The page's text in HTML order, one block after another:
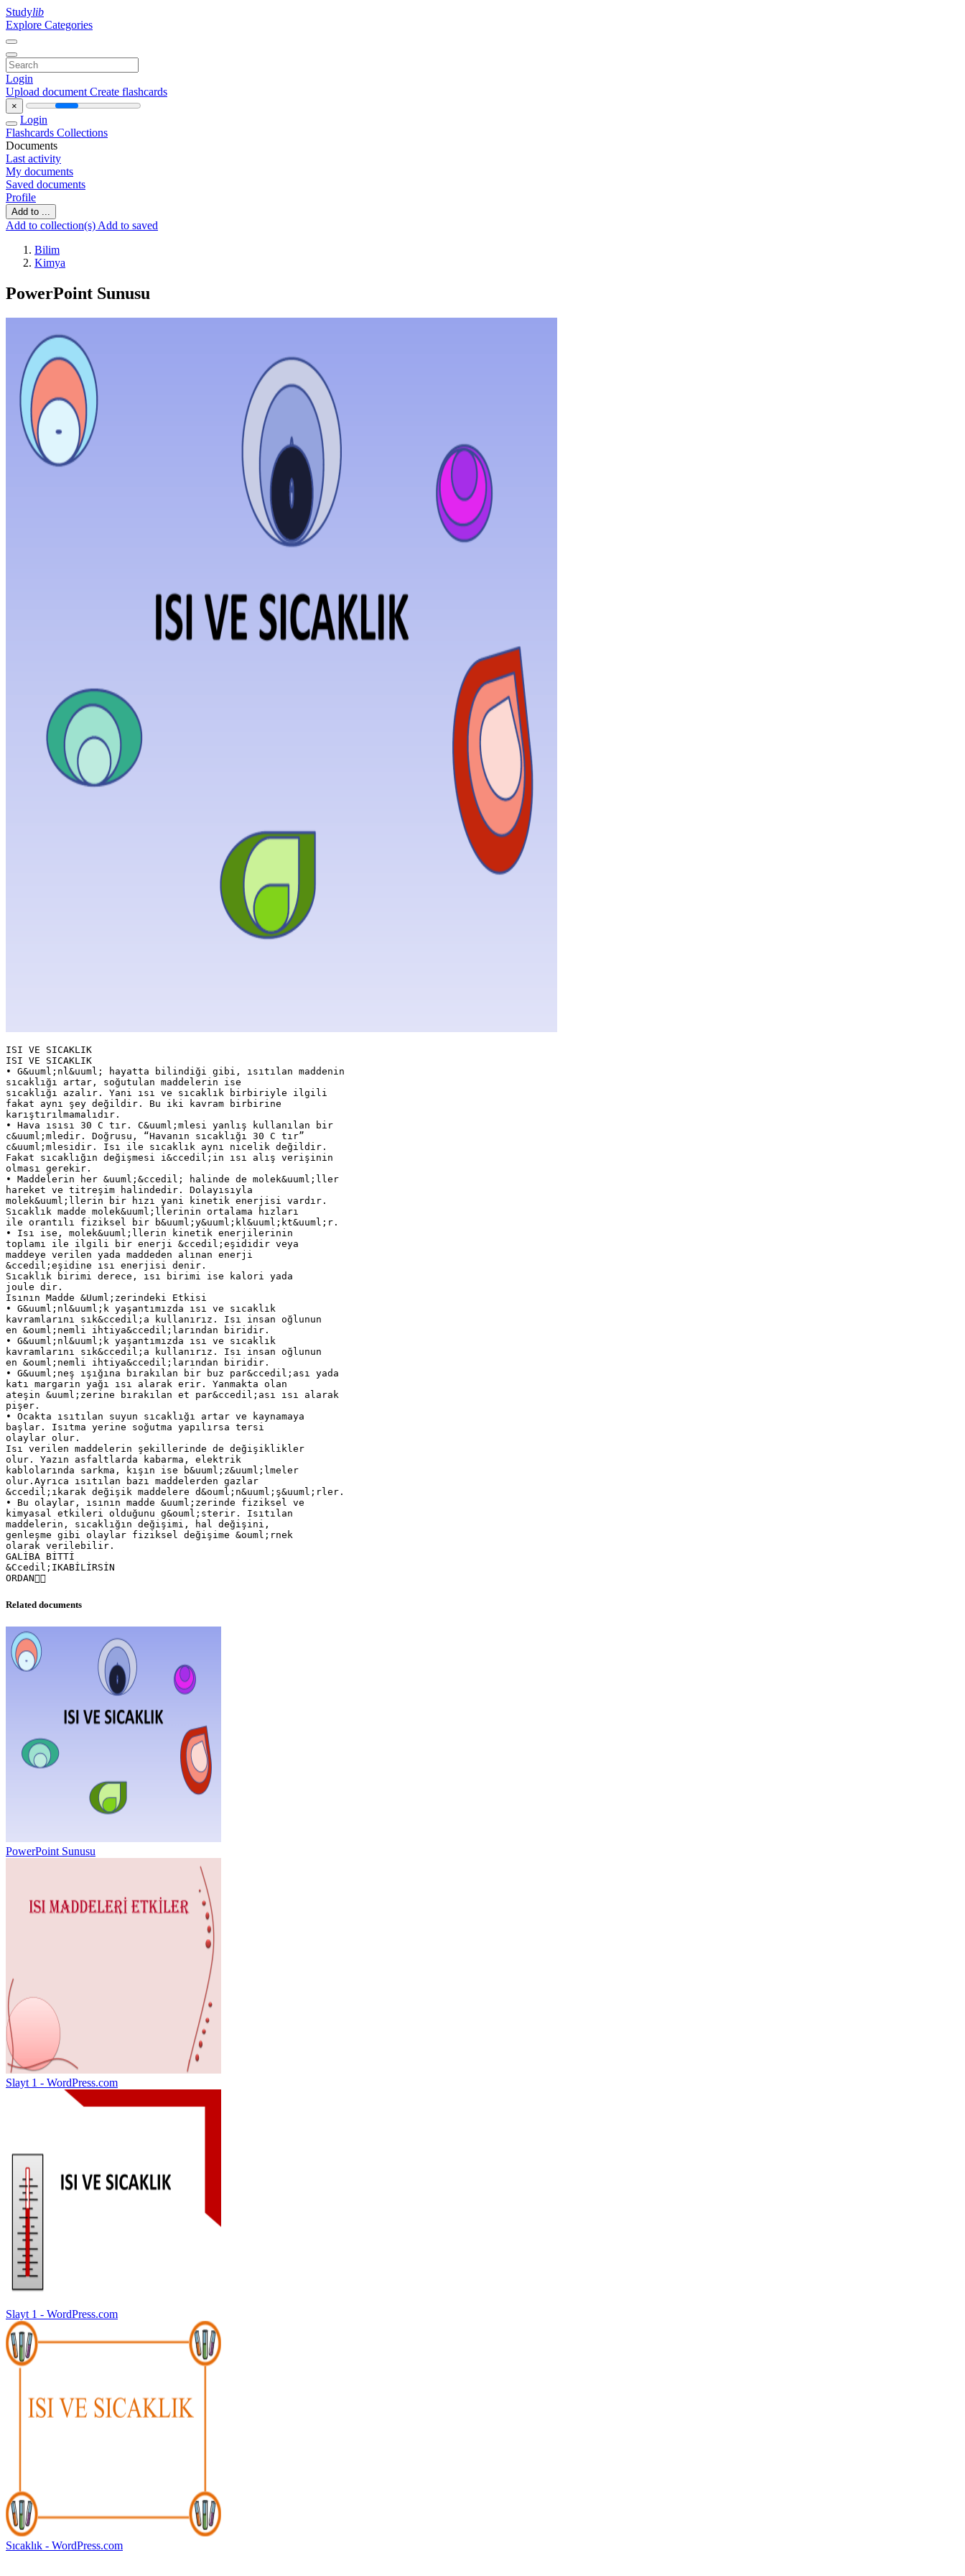
Studylib
Explore Categories
Login
Upload document Create flashcards
×
Login
Flashcards Collections
Documents
Last activity
My documents
Saved documents
Profile
Add to ...
Add to collection(s) Add to saved
Bilim
Kimya
PowerPoint Sunusu
ISI VE SICAKLIK
ISI VE SICAKLIK
• G&uuml;nl&uuml; hayatta bilindiği gibi, ısıtılan maddenin
sıcaklığı artar, soğutulan maddelerin ise
sıcaklığı azalır. Yani ısı ve sıcaklık birbiriyle ilgili
fakat aynı şey değildir. Bu iki kavram birbirine
karıştırılmamalıdır.
• Hava ısısı 30 C tır. C&uuml;mlesi yanlış kullanılan bir
c&uuml;mledir. Doğrusu, “Havanın sıcaklığı 30 C tır”
c&uuml;mlesidir. Isı ile sıcaklık aynı nicelik değildir.
Fakat sıcaklığın değişmesi i&ccedil;in ısı alış verişinin
olması gerekir.
• Maddelerin her &uuml;&ccedil; halinde de molek&uuml;ller
hareket ve titreşim halindedir. Dolayısıyla
molek&uuml;llerin bir hızı yani kinetik enerjisi vardır.
Sıcaklık madde molek&uuml;llerinin ortalama hızları
ile orantılı fiziksel bir b&uuml;y&uuml;kl&uuml;kt&uuml;r.
• Isı ise, molek&uuml;llerin kinetik enerjilerinin
toplamı ile ilgili bir enerji &ccedil;eşididir veya
maddeye verilen yada maddeden alınan enerji
&ccedil;eşidine ısı enerjisi denir.
Sıcaklık birimi derece, ısı birimi ise kalori yada
joule dir.
Isının Madde &Uuml;zerindeki Etkisi
• G&uuml;nl&uuml;k yaşantımızda ısı ve sıcaklık
kavramlarını sık&ccedil;a kullanırız. Isı insan oğlunun
en &ouml;nemli ihtiya&ccedil;larından biridir.
• G&uuml;nl&uuml;k yaşantımızda ısı ve sıcaklık
kavramlarını sık&ccedil;a kullanırız. Isı insan oğlunun
en &ouml;nemli ihtiya&ccedil;larından biridir.
• G&uuml;neş ışığına bırakılan bir buz par&ccedil;ası yada
katı margarin yağı ısı alarak erir. Yanmakta olan
ateşin &uuml;zerine bırakılan et par&ccedil;ası ısı alarak
pişer.
• Ocakta ısıtılan suyun sıcaklığı artar ve kaynamaya
başlar. Isıtma yerine soğutma yapılırsa tersi
olaylar olur.
Isı verilen maddelerin şekillerinde de değişiklikler
olur. Yazın asfaltlarda kabarma, elektrik
kablolarında sarkma, kışın ise b&uuml;z&uuml;lmeler
olur.Ayrıca ısıtılan bazı maddelerden gazlar
&ccedil;ıkarak değişik maddelere d&ouml;n&uuml;ş&uuml;rler.
• Bu olaylar, ısının madde &uuml;zerinde fiziksel ve
kimyasal etkileri olduğunu g&ouml;sterir. Isıtılan
maddelerin, sıcaklığın değişimi, hal değişini,
genleşme gibi olaylar fiziksel değişime &ouml;rnek
olarak verilebilir.
GALİBA BİTTİ
&Ccedil;IKABİLİRSİN
Related documents
PowerPoint Sunusu
Slayt 1 - WordPress.com
Slayt 1 - WordPress.com
Sıcaklık - WordPress.com